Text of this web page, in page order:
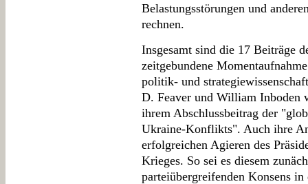
Belastungsstörungen und
rechnen.
Insgesamt sind die 17 Beiträge
zeitgebundene
politik- und
D. Feaver und William Inboden
ihrem Abschlussbeitrag der
Ukraine-Konflikts". Auch ihre
erfolgreichen Agieren des
Krieges. So sei es diesem
parteiübergreifenden Konsens